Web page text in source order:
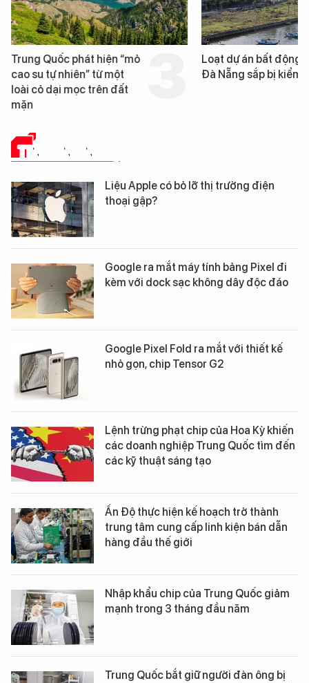
Trung Quốc phát hiện “mỏ
cao su tự nhiên” từ một
loài cỏ dại mọc trên đất
mặn
Loạt dự án bất động
Đà Nẵng sắp bị kiểm
TIN CÔNG NGHỆ
Liệu Apple có bỏ lỡ thị trường điện
thoại gập?
Google ra mắt máy tính bảng Pixel đi
kèm với dock sạc không dây độc đáo
Google Pixel Fold ra mắt với thiết kế
nhỏ gọn, chip Tensor G2
Lệnh trừng phạt chip của Hoa Kỳ khiến
các doanh nghiệp Trung Quốc tìm đến
các kỹ thuật sáng tạo
Ấn Độ thực hiện kế hoạch trở thành
trung tâm cung cấp linh kiện bán dẫn
hàng đầu thế giới
Nhập khẩu chip của Trung Quốc giảm
mạnh trong 3 tháng đầu năm
Trung Quốc bắt giữ người đàn ông bị